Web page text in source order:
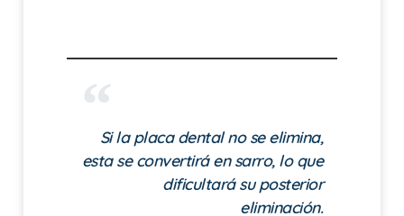
Si la placa dental no se elimina,
esta se convertirá en sarro, lo que
dificultará su posterior
eliminación.